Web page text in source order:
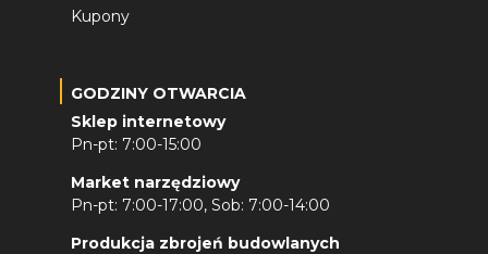
Kupony
GODZINY OTWARCIA
Sklep internetowy
Pn-pt: 7:00-15:00
Market narzędziowy
Pn-pt: 7:00-17:00, Sob: 7:00-14:00
Produkcja zbrojeń budowlanych